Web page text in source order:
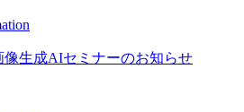
像生成AIセミナーのお知らせ